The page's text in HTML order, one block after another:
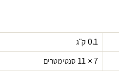
0.1 ק"ג
7 × 11 סנטימטרים